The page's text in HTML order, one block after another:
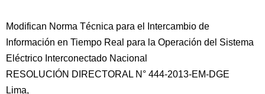
Modifican Norma Técnica para el Intercambio de
Información en Tiempo Real para la Operación del Sistema
Eléctrico Interconectado Nacional
RESOLUCIÓN DIRECTORAL N° 444-2013-EM-DGE
Lima,